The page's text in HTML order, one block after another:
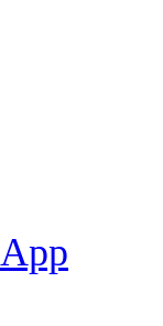
App